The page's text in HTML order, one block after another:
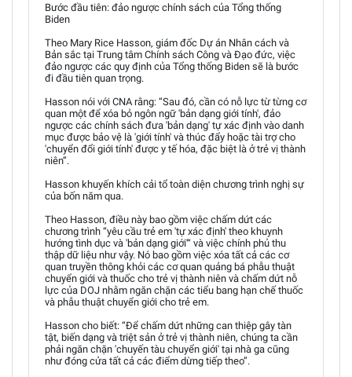
Bước đầu tiên: đảo ngược chính sách của Tổng thống
Biden
Theo Mary Rice Hasson, giám đốc Dự án Nhân cách và
Bản sắc tại Trung tâm Chính sách Công và Đạo đức, việc
đảo ngược các quy định của Tổng thống Biden sẽ là bước
đi đầu tiên quan trọng.
Hasson nói với CNA rằng: “Sau đó, cần có nỗ lực từ từng cơ
quan một để xóa bỏ ngôn ngữ 'bản dạng giới tính', đảo
ngược các chính sách đưa 'bản dạng' tự xác định vào danh
mục được bảo vệ là 'giới tính' và thúc đẩy hoặc tài trợ cho
'chuyển đổi giới tính' được y tế hóa, đặc biệt là ở trẻ vị thành
niên”.
Hasson khuyến khích cải tổ toàn diện chương trình nghị sự
của bốn năm qua.
Theo Hasson, điều này bao gồm việc chấm dứt các
chương trình “yêu cầu trẻ em 'tự xác định' theo khuynh
hướng tình dục và 'bản dạng giới'“ và việc chính phủ thu
thập dữ liệu như vậy. Nó bao gồm việc xóa tất cả các cơ
quan truyền thông khỏi các cơ quan quảng bá phẫu thuật
chuyển giới và thuốc cho trẻ vị thành niên và chấm dứt nỗ
lực của DOJ nhằm ngăn chặn các tiểu bang hạn chế thuốc
và phẫu thuật chuyển giới cho trẻ em.
Hasson cho biết: “Để chấm dứt những can thiệp gây tàn
tật, biến dạng và triệt sản ở trẻ vị thành niên, chúng ta cần
phải ngăn chặn 'chuyến tàu chuyển giới' tại nhà ga cũng
như đóng cửa tất cả các điểm dừng tiếp theo”.